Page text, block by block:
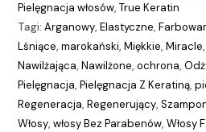
Pielęgnacja włosów,True Keratin
Tagi:Arganowy,Elastyczne,
Lśniące,marokański,Miękkie,Miracle
Nawilżająca,Nawilżone,ochrona,
Pielęgnacja,Pielęgnacja Z Keratiną,
Regeneracja,Regenerujący,
Włosy,włosy Bez Parabenów,Włosy